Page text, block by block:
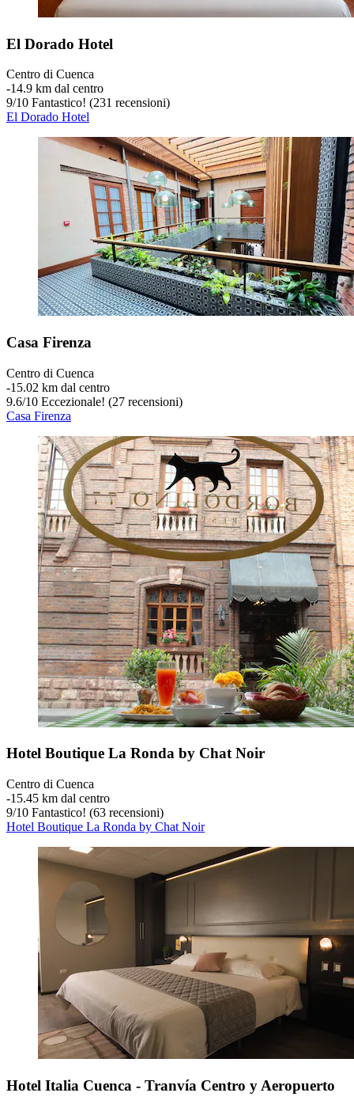
El Dorado Hotel
Centro di Cuenca
‐14.9 km dal centro
9/10 Fantastico! (231 recensioni)
El Dorado Hotel
Casa Firenza
Centro di Cuenca
‐15.02 km dal centro
9.6/10 Eccezionale! (27 recensioni)
Casa Firenza
Hotel Boutique La Ronda by Chat Noir
Centro di Cuenca
‐15.45 km dal centro
9/10 Fantastico! (63 recensioni)
Hotel Boutique La Ronda by Chat Noir
Hotel Italia Cuenca - Tranvía Centro y Aeropuerto